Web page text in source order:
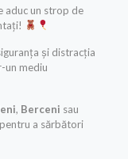
aduc un strop de
și distracția
un mediu
, Berceni sau
a sărbători